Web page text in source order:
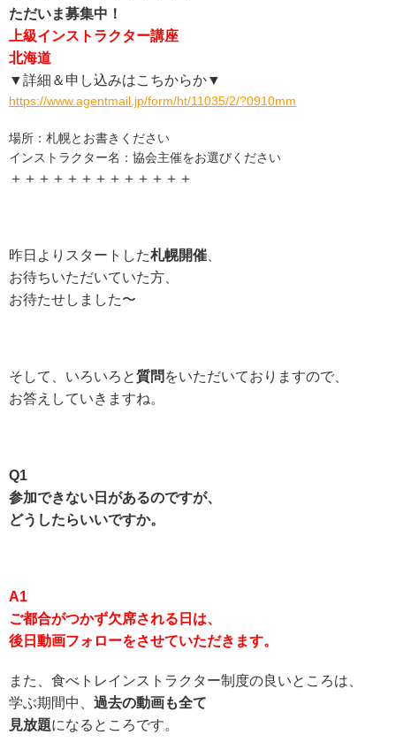
ただいま募集中！
上級インストラクター講座
北海道
▼詳細＆申し込みはこちからか▼
https://www.agentmail.jp/form/ht/11035/2/?0910mm
場所：札幌とお書きください
インストラクター名：協会主催をお選びください
＋＋＋＋＋＋＋＋＋＋＋＋＋
昨日よりスタートした札幌開催
お待ちいただいていた方、
お待たせしました〜
そして、いろいろと質問 をいただいておりますので、
お答えしていきますね。
Q1
参加できない日があるのですが、
どうしたらいいですか。
A1
ご都合がつかず欠席される日は、
後日動画フォローをさせていただきます。
また、食べトレインストラクター制度の良いところは、
学ぶ期間中、 過去の動画も全て
見放題になるところです。